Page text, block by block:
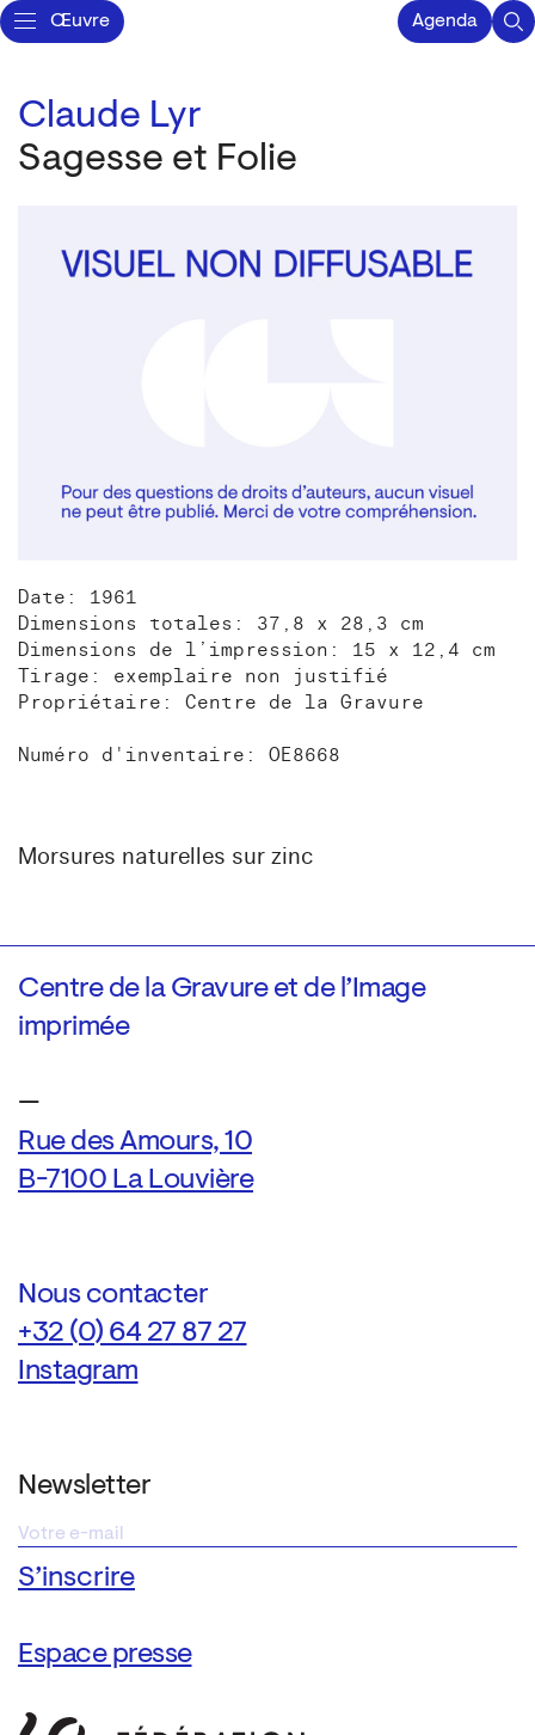
Œuvre Agenda
Claude Lyr
Sagesse et Folie
Date: 1961
Dimensions totales: 37,8 x 28,3 cm
Dimensions de l’impression: 15 x 12,4 cm
Tirage: exemplaire non justifié
Propriétaire: Centre de la Gravure
Numéro d'inventaire: OE8668
Morsures naturelles sur zinc
Centre de la Gravure et de l’Image
imprimée
—
Rue des Amours, 10
B-7100 La Louvière
Nous contacter
+32 (0) 64 27 87 27
Instagram
Newsletter
Espace presse